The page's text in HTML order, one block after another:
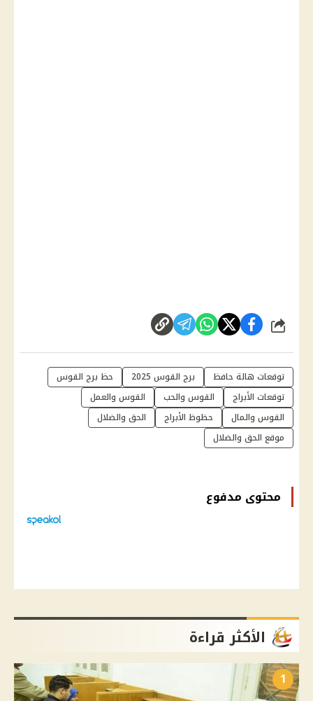
شارك
توقعات هالة حافظ برج القوس 2025
حظ برج القوس
توقعات الأبراج
القوس والحب
القوس والعمل
القوس والمال
حظوظ الأبراج
الحق والضلال
موقع الحق والضلال
محتوى مدفوع
الأكثر قراءة
1